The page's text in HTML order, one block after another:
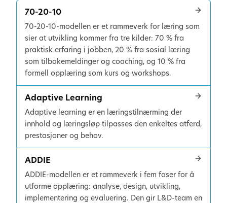
70-20-10
70-20-10-modellen er et rammeverk for læring som
sier at utvikling kommer fra tre kilder: 70 % fra
praktisk erfaring i jobben, 20 % fra sosial læring
som tilbakemeldinger og coaching, og 10 % fra
formell opplæring som kurs og workshops.
Adaptive Learning
Adaptive learning er en læringstilnærming der
innhold og læringsløp tilpasses den enkeltes atferd,
prestasjoner og behov.
ADDIE
ADDIE-modellen er et rammeverk i fem faser for å
utforme opplæring: analyse, design, utvikling,
implementering og evaluering. Den gir L&D-team en